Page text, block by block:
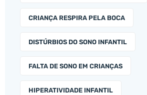
CRIANÇA RESPIRA PELA BOCA
DISTÚRBIOS DO SONO INFANTIL
FALTA DE SONO EM CRIANÇAS
HIPERATIVIDADE INFANTIL